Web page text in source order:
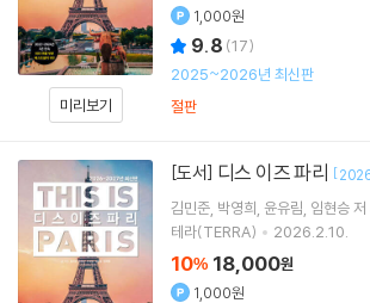
미리보기
1,000원
9.8 (17)
2025~2026년 최신판
절판
[도서] 디스 이즈 파리 [
김민준 박영희 윤유림 임현승저
테라(TERRA)
2026.2.10.
10% 18,000원
1,000원